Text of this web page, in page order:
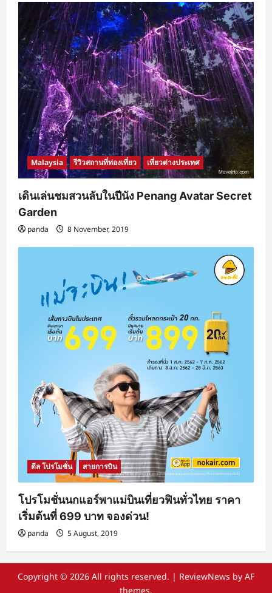
Malaysia รีวิวสถานที่ท่องเที่ยว เที่ยวต่างประเทศ
เดินเล่นชมสวนลับในปีนัง Penang Avatar Secret
Garden
panda 8 November, 2019
ดีล โปรโมชั่น สายการบิน
โปรโมชั่นนกแอร์พาแม่บินเที่ยวฟินทั่วไทย ราคา
เริ่มต้นที่ 699 บาท จองด่วน!
panda 5 August, 2019
Copyright © 2026 All rights reserved. | ReviewNews by AF
themes.